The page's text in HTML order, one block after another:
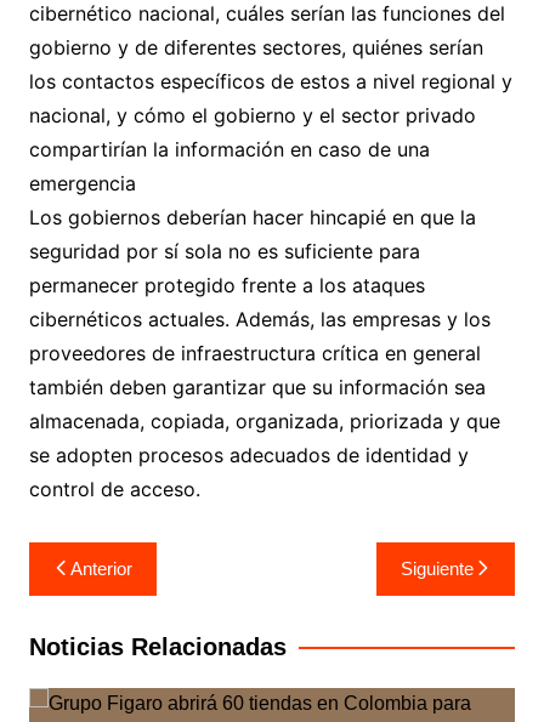
cibernético nacional, cuáles serían las funciones del
gobierno y de diferentes sectores, quiénes serían
los contactos específicos de estos a nivel regional y
nacional, y cómo el gobierno y el sector privado
compartirían la información en caso de una
emergencia
Los gobiernos deberían hacer hincapié en que la
seguridad por sí sola no es suficiente para
permanecer protegido frente a los ataques
cibernéticos actuales. Además, las empresas y los
proveedores de infraestructura crítica en general
también deben garantizar que su información sea
almacenada, copiada, organizada, priorizada y que
se adopten procesos adecuados de identidad y
control de acceso.
Navegación
de
entradas
Anterior Siguiente
Noticias Relacionadas